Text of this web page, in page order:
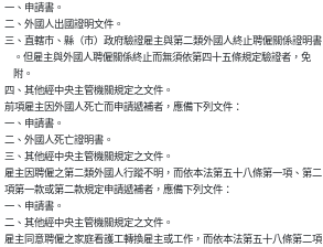
一、申請書。
二、外國人出國證明文件。
三、直轄市、縣（市）政府驗證雇主與第二類外國人終止聘僱關係證明書
    。但雇主與外國人聘僱關係終止而無須依第四十五條規定驗證者，免
    附。
四、其他經中央主管機關規定之文件。
前項雇主因外國人死亡而申請遞補者，應備下列文件：
一、申請書。
二、外國人死亡證明書。
三、其他經中央主管機關規定之文件。
雇主因聘僱之第二類外國人行蹤不明，而依本法第五十八條第一項、第二
項第一款或第二款規定申請遞補者，應備下列文件：
一、申請書。
二、其他經中央主管機關規定之文件。
雇主同意聘僱之家庭看護工轉換雇主或工作，而依本法第五十八條第二項